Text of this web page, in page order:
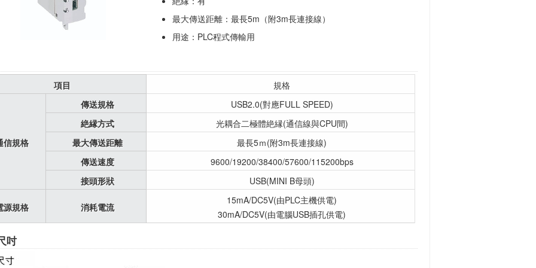
最大傳送距離：最長5m（附3m長連接線）
用途：PLC程式傳輸用
項目 規格
信規格
傳送規格
USB2.0(對應FULL SPEED)
絶縁方式
光耦合二極體絶縁(通信線與CPU間)
最大傳送距離
最長5ｍ(附3m長連接線)
傳送速度
9600/19200/38400/57600/115200bps
接頭形狀
USB(MINI B母頭)
源規格 消耗電流
15mA/DC5V(由PLC主機供電)
30mA/DC5V(由電腦USB插孔供電)
吋